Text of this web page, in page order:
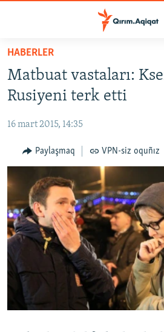
Esas
qaytmaq
Baş
navigatsiyağa
qaytmaq
qaytmaq
HABERLER
İQTİSADİYAT
CEMİYET
MEDENİYET
İNSAN AQLARI
VİDEO
SÜRET
BLOGLAR
FİKİR
Русский
Українською
HABERLER
Matbuat vastaları:
Rusiyeni terk etti
16 mart 2015, 14:35
Paylaşmaq VPN-siz oquñız